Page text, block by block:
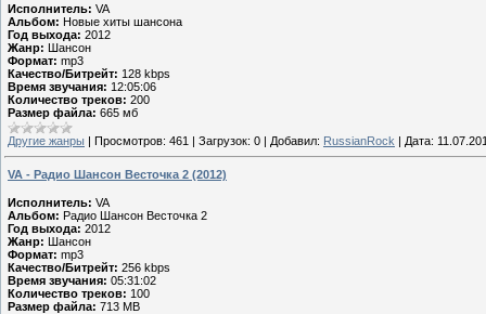
Исполнитель: VA
Альбом: Новые хиты шансона
Год выхода: 2012
Жанр: Шансон
Формат: mp3
Качество/Битрейт: 128 kbps
Время звучания: 12:05:06
Количество треков: 200
Размер файла: 665 мб
Другие жанры | Просмотров: 461 | Загрузок: 0 | Добавил: RussianRock | Дата:
VA - Радио Шансон Весточка 2 (2012)
Исполнитель: VA
Альбом: Радио Шансон Весточка 2
Год выхода: 2012
Жанр: Шансон
Формат: mp3
Качество/Битрейт: 256 kbps
Время звучания: 05:31:02
Количество треков: 100
Размер файла: 713 MB